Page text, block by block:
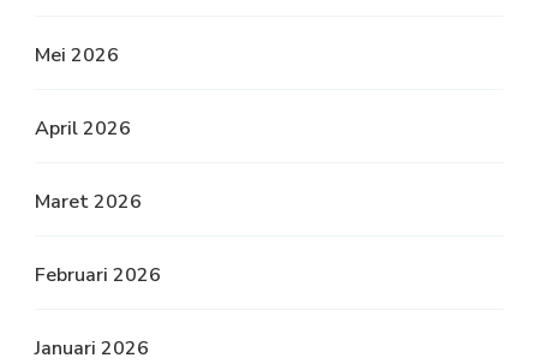
Mei 2026
April 2026
Maret 2026
Februari 2026
Januari 2026